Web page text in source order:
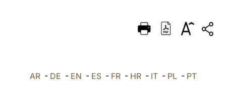
DEUTSCH
العربيّة AR- DE - EN - ES- FR- HR- IT- PL- PT